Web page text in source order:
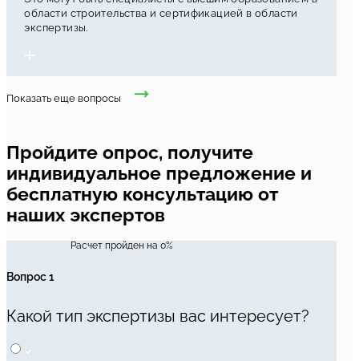
области строительства и сертификацией в области
экспертизы.
Показать еще вопросы
Пройдите опрос, получите
индивидуальное предложение и
бесплатную консультацию от
наших экспертов
Расчет пройден на0%
Вопрос 1
Какой тип экспертизы вас интересует?